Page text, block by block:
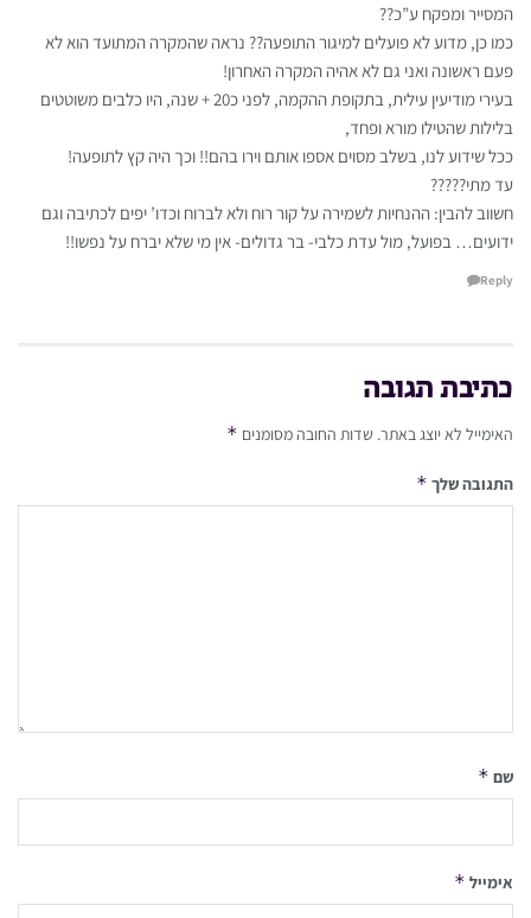
המסייר ומפקח ע”כ??
כמו כן, מדוע לא פועלים למיגור התופעה?? נראה שהמקרה המתועד הוא לא
פעם ראשונה ואני גם לא אהיה המקרה האחרון!
בעירי מודיעין עילית, בתקופת ההקמה, לפני כ20 + שנה, היו כלבים משוטטים
בלילות שהטילו מורא ופחד,
ככל שידוע לנו, בשלב מסוים אספו אותם וירו בהם!! וכך היה קץ לתופעה!
עד מתי?????
חשווב להבין: ההנחיות לשמירה על קור רוח ולא לברוח וכדו’ יפים לכתיבה וגם
ידועים… בפועל, מול עדת כלבי- בר גדולים- אין מי שלא יברח על נפשו!!
Reply
כתיבת תגובה
האימייל לא יוצג באתר. שדות החובה מסומנים *
התגובה שלך *
שם *
אימייל *